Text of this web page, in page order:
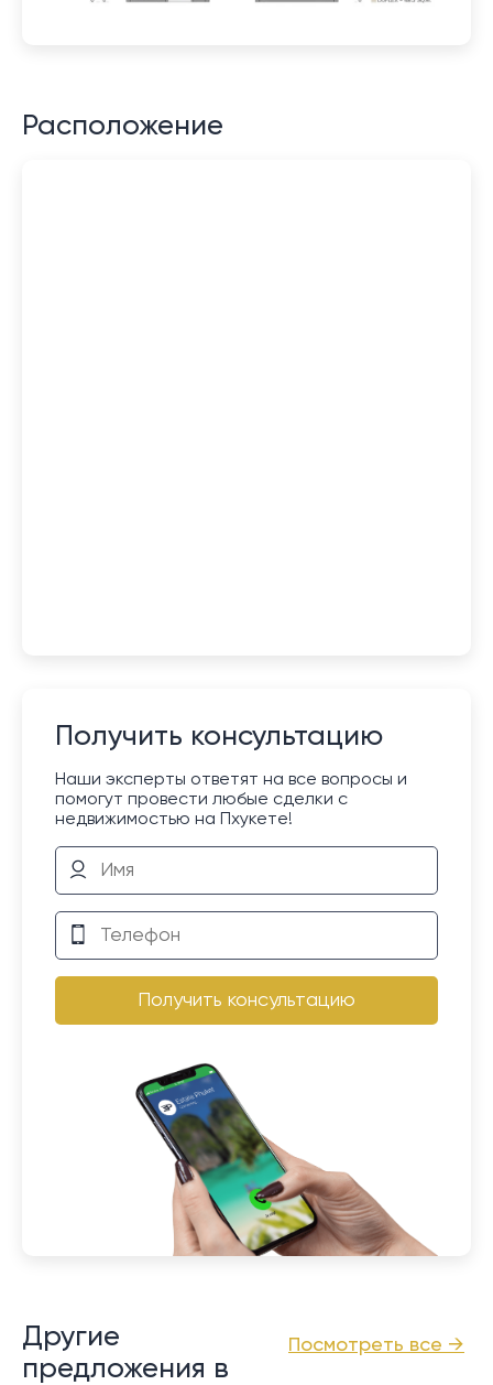
Расположение
Получить консультацию
Наши эксперты ответят на все вопросы и
помогут провести любые сделки с
недвижимостью на Пхукете!
Получить консультацию
Посмотреть все →
Другие
предложения в